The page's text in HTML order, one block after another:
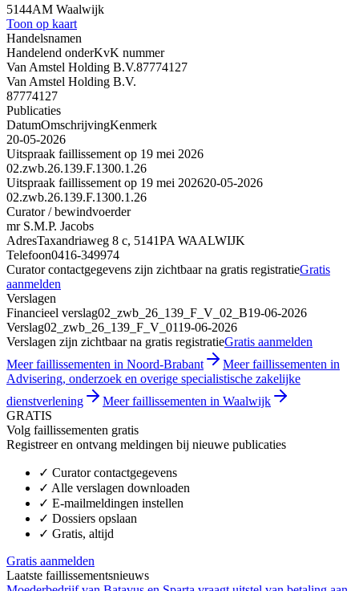
5144AM Waalwijk
Toon op kaart
Handelsnamen
Handelend onderKvK nummer
Van Amstel Holding B.V.87774127
Van Amstel Holding B.V.
87774127
Publicaties
DatumOmschrijvingKenmerk
20-05-2026
Uitspraak faillissement op 19 mei 2026
02.zwb.26.139.F.1300.1.26
Uitspraak faillissement op 19 mei 202620-05-2026
02.zwb.26.139.F.1300.1.26
Curator / bewindvoerder
mr S.M.P. Jacobs
AdresTaxandriaweg 8 c, 5141PA WAALWIJK
Telefoon0416-349974
Curator contactgegevens zijn zichtbaar na gratis registratieGratis
aanmelden
Verslagen
Financieel verslag02_zwb_26_139_F_V_02_B19-06-2026
Verslag02_zwb_26_139_F_V_0119-06-2026
Verslagen zijn zichtbaar na gratis registratieGratis aanmelden
Meer faillissementen in Noord-Brabant
Meer faillissementen in
Advisering, onderzoek en overige specialistische zakelijke
dienstverlening
Meer faillissementen in Waalwijk
GRATIS
Volg faillissementen gratis
Registreer en ontvang meldingen bij nieuwe publicaties
✓ Curator contactgegevens
✓ Alle verslagen downloaden
✓ E-mailmeldingen instellen
✓ Dossiers opslaan
✓ Gratis, altijd
Gratis aanmelden
Laatste faillissementsnieuws